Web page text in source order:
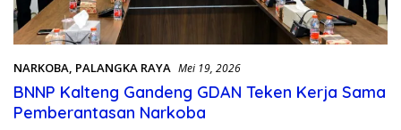
NARKOBA, PALANGKA RAYA Mei 19, 2026
BNNP Kalteng Gandeng GDAN Teken Kerja Sama
Pemberantasan Narkoba